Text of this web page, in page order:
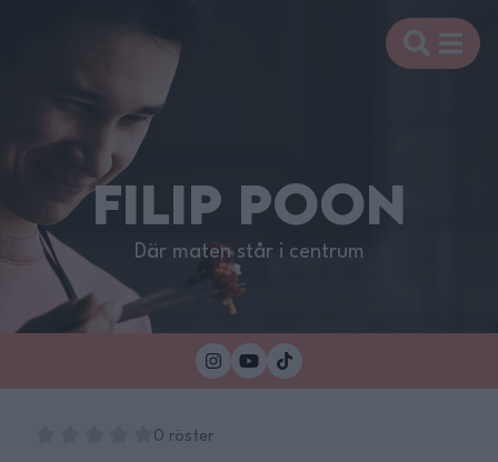
FILIP POON
Där maten står i centrum
0 röster